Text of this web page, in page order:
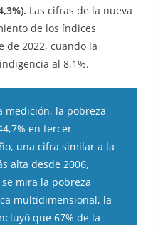
Las cifras de la nueva
de los índices
de 2022, cuando la
al 8,1%.
medición, la pobreza
en tercer
una cifra similar a la
alta desde 2006,
mira la pobreza
multidimensional, la
que 67% de la